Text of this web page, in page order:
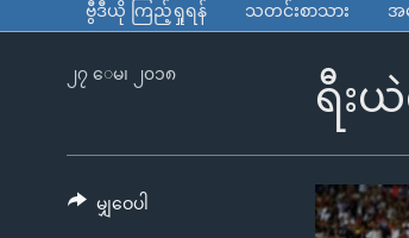
သည့်
ကမ္ဘာ့သတင်းများ
နိုင်ငံတကာ
တရုတ်
အစ္စရေး-ပါလက်စတိုင်း
ရပ်ဝန်းတခု လမ်းတခု အလွန်
အင်္ဂလိပ်စာလေ့လာမယ်
ဗွီဒီယို ကြည့်ရှုရန် သတင်းစာသား အ
ရီး
၂၇ ေမ၊ ၂၀၁၈
မျှဝေပါ